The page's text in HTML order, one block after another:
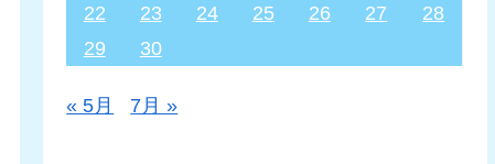
22
23 24 25 26 27
28
29
30
« 5月 7月 »